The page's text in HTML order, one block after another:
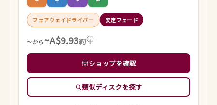
フェアウェイドライバー 安定フェード
～から~A$9.93約 i
ショップを確認
類似ディスクを探す